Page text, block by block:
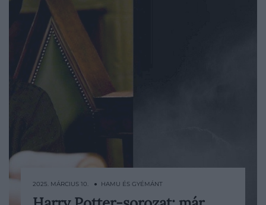
2025. MÁRCIUS 10. ● HAMU ÉS GYÉMÁNT